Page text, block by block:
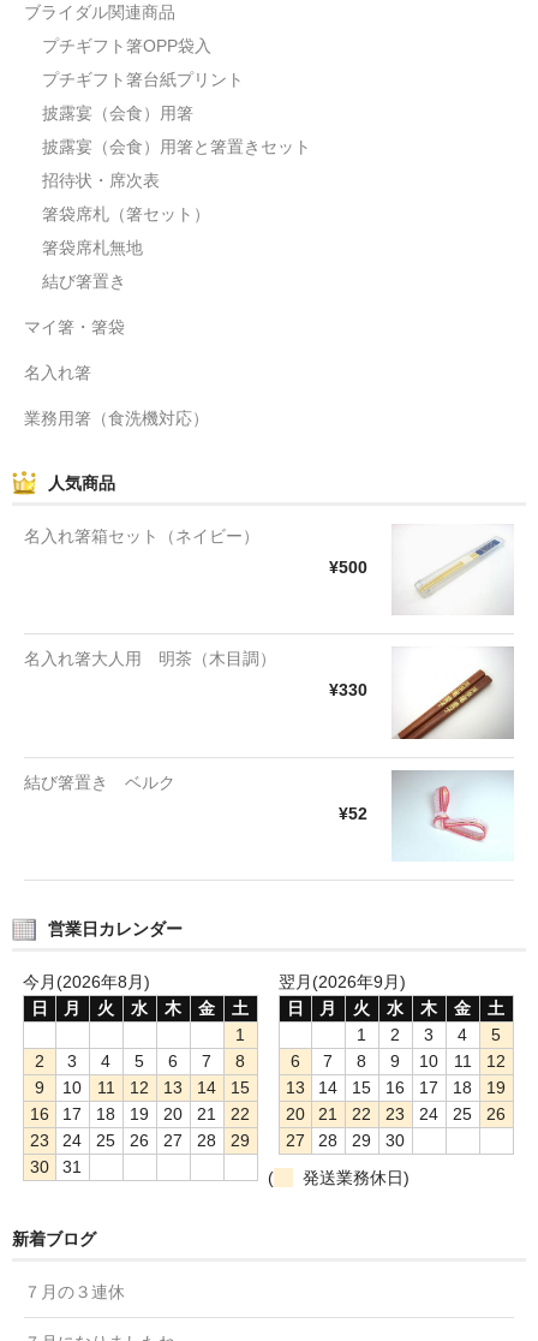
ブライダル関連商品
プチギフト箸OPP袋入
プチギフト箸台紙プリント
披露宴（会食）用箸
披露宴（会食）用箸と箸置きセット
招待状・席次表
箸袋席札（箸セット）
箸袋席札無地
結び箸置き
マイ箸・箸袋
名入れ箸
業務用箸（食洗機対応）
人気商品
名入れ箸箱セット（ネイビー）
¥500
名入れ箸大人用 明茶（木目調）
¥330
結び箸置き ベルク
¥52
営業日カレンダー
今月(2026年8月)
日
月 火 水 木 金
土
1
2
3 4 5 6 7
8
9
10 11 12 13 14
15
16
17 18 19 20 21
22
23
24 25 26 27 28
29
30
31
翌月(2026年9月)
日
月 火 水 木 金
土
1
2 3 4
5
6
7 8 9 10 11
12
13
14 15 16 17 18
19
20
21 22 23 24 25
26
27
28 29
30
(
発送業務休日)
新着ブログ
７月の３連休